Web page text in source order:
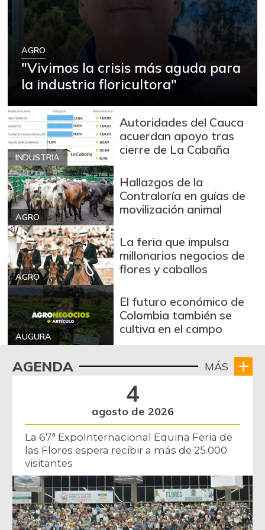
Limón Tahití $ 1.967,00
+7,49%
Limón común
03/13/2021
$ 2.725,00
-0,91%
Mandarina
07/25/2026 -4,70%
Mango Tommy
07/25/2026
$ 9.313,00
+0,14%
Manzana
07/25/2026 -1,19%
Manzana roja
07/25/2026
$ 8.816,00
Manzana verde
07/25/2026
$ 9.507,00
+0,58%
Maracuyá
07/25/2026 +0,49%
Mora de castilla
03/13/2021
$ 2.475,00
Naranja Valencia $ 3.308,00
$ 1.858,50
Papa criolla
07/25/2026
$ 5.742,00
-7,16%
Papaya
12/24/2016
$ 1.500,00
-0,53%
Papaya maradol $ 3.308,00
AGRO
"Vivimos la crisis más aguda para
la industria floricultora"
INDUSTRIA
Autoridades del Cauca
acuerdan apoyo tras
cierre de La Cabaña
AGRO
Hallazgos de la
Contraloría en guías de
movilización animal
AGRO
La feria que impulsa
millonarios negocios de
flores y caballos
AUGURA
El futuro económico de
Colombia también se
cultiva en el campo
AGENDA MÁS
4
agosto de 2026
La 67ª ExpoInternacional Equina Feria de
las Flores espera recibir a más de 25.000
visitantes